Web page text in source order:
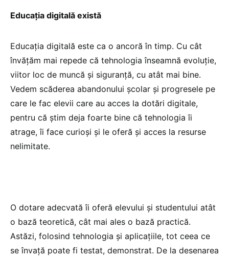
Educația digitală există
Educația digitală este ca o ancoră în timp. Cu cât
învățăm mai repede că tehnologia înseamnă evoluție,
viitor loc de muncă și siguranță, cu atât mai bine.
Vedem scăderea abandonului școlar și progresele pe
care le fac elevii care au acces la dotări digitale,
pentru că știm deja foarte bine că tehnologia îi
atrage, îi face curioși și le oferă și acces la resurse
nelimitate.
O dotare adecvată îi oferă elevului și studentului atât
o bază teoretică, cât mai ales o bază practică.
Astăzi, folosind tehnologia și aplicațiile, tot ceea ce
se învață poate fi testat, demonstrat. De la desenarea